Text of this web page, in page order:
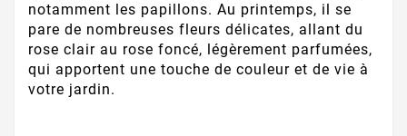
notamment les papillons. Au printemps, il se
pare de nombreuses fleurs délicates, allant du
rose clair au rose foncé, légèrement parfumées,
qui apportent une touche de couleur et de vie à
votre jardin.